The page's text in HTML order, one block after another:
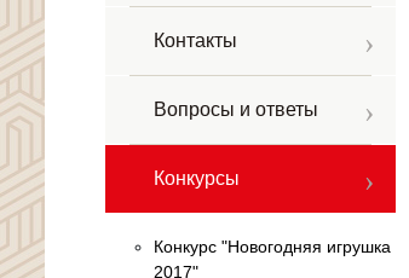
Контакты
Вопросы и ответы
Конкурсы
Конкурс "Новогодняя игрушка
2017"